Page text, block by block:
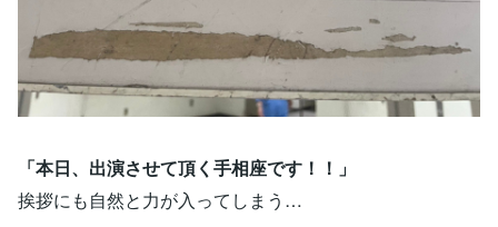
「本日、出演させて頂く手相座です！！」
挨拶にも自然と力が入ってしまう…